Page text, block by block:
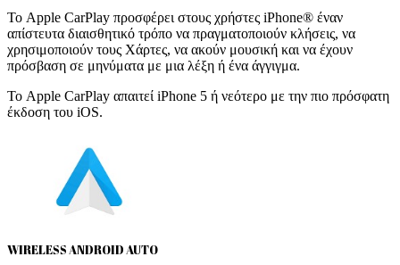
Το Apple CarPlay προσφέρει στους χρήστες iPhone® έναν
απίστευτα διαισθητικό τρόπο να πραγματοποιούν κλήσεις, να
χρησιμοποιούν τους Χάρτες, να ακούν μουσική και να έχουν
πρόσβαση σε μηνύματα με μια λέξη ή ένα άγγιγμα.
Το Apple CarPlay απαιτεί iPhone 5 ή νεότερο με την πιο πρόσφατη
έκδοση του iOS.
WIRELESS ANDROID AUTO